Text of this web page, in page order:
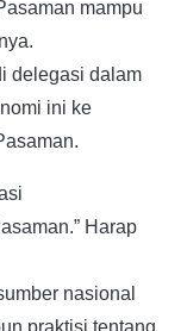
mampu
delegasi dalam
ini ke
Harap
nasional